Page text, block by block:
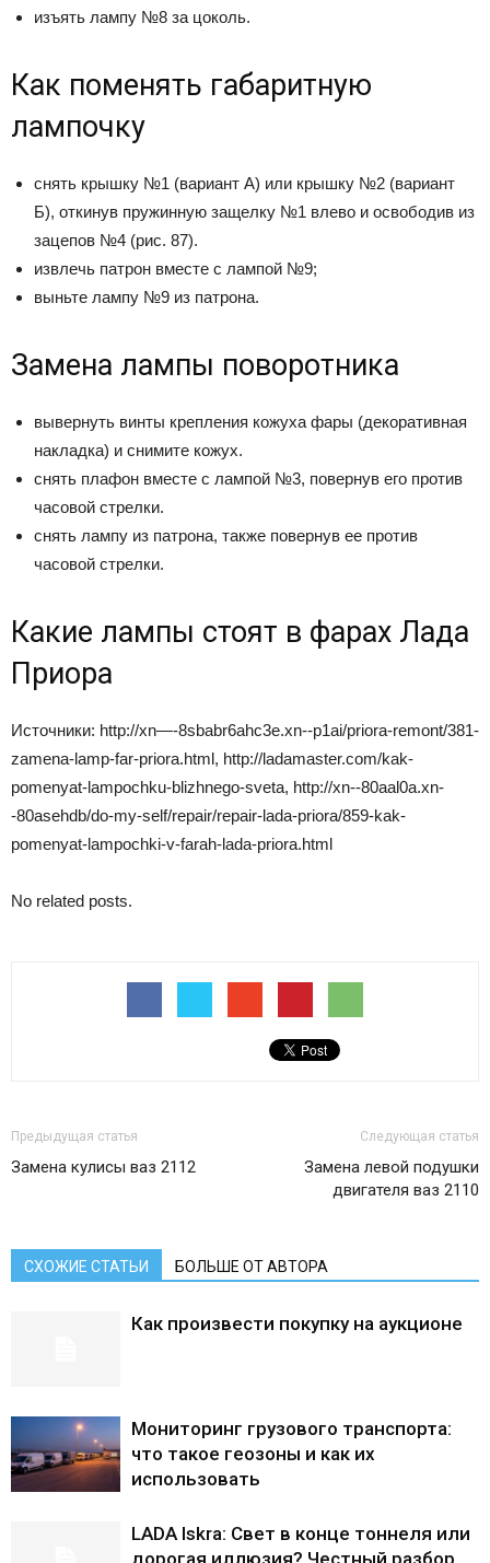
изъять лампу №8 за цоколь.
Как поменять габаритную
лампочку
снять крышку №1 (вариант А) или крышку №2 (вариант
Б), откинув пружинную защелку №1 влево и освободив из
зацепов №4 (рис. 87).
извлечь патрон вместе с лампой №9;
выньте лампу №9 из патрона.
Замена лампы поворотника
вывернуть винты крепления кожуха фары (декоративная
накладка) и снимите кожух.
снять плафон вместе с лампой №3, повернув его против
часовой стрелки.
снять лампу из патрона, также повернув ее против
часовой стрелки.
Какие лампы стоят в фарах Лада
Приора
Источники: http://xn—-8sbabr6ahc3e.xn--p1ai/priora-remont/381-
zamena-lamp-far-priora.html, http://ladamaster.com/kak-
pomenyat-lampochku-blizhnego-sveta, http://xn--80aal0a.xn-
-80asehdb/do-my-self/repair/repair-lada-priora/859-kak-
pomenyat-lampochki-v-farah-lada-priora.html
No related posts.
Предыдущая статья
Замена кулисы ваз 2112
Следующая статья
Замена левой подушки
двигателя ваз 2110
СХОЖИЕ СТАТЬИ БОЛЬШЕ ОТ АВТОРА
Как произвести покупку на аукционе
Мониторинг грузового транспорта:
что такое геозоны и как их
использовать
LADA Iskra: Свет в конце тоннеля или